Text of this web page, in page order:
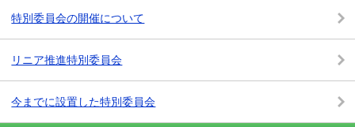
特別委員会の開催について
リニア推進特別委員会
今までに設置した特別委員会